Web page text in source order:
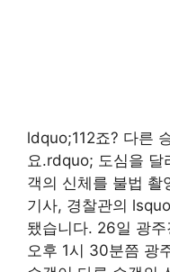
ldquo;112죠? 다른
요.rdquo; 도심을 달
객의 신체를 불법 촬
기사, 경찰관의
됐습니다. 26일 광
오후 1시 30분쯤 광